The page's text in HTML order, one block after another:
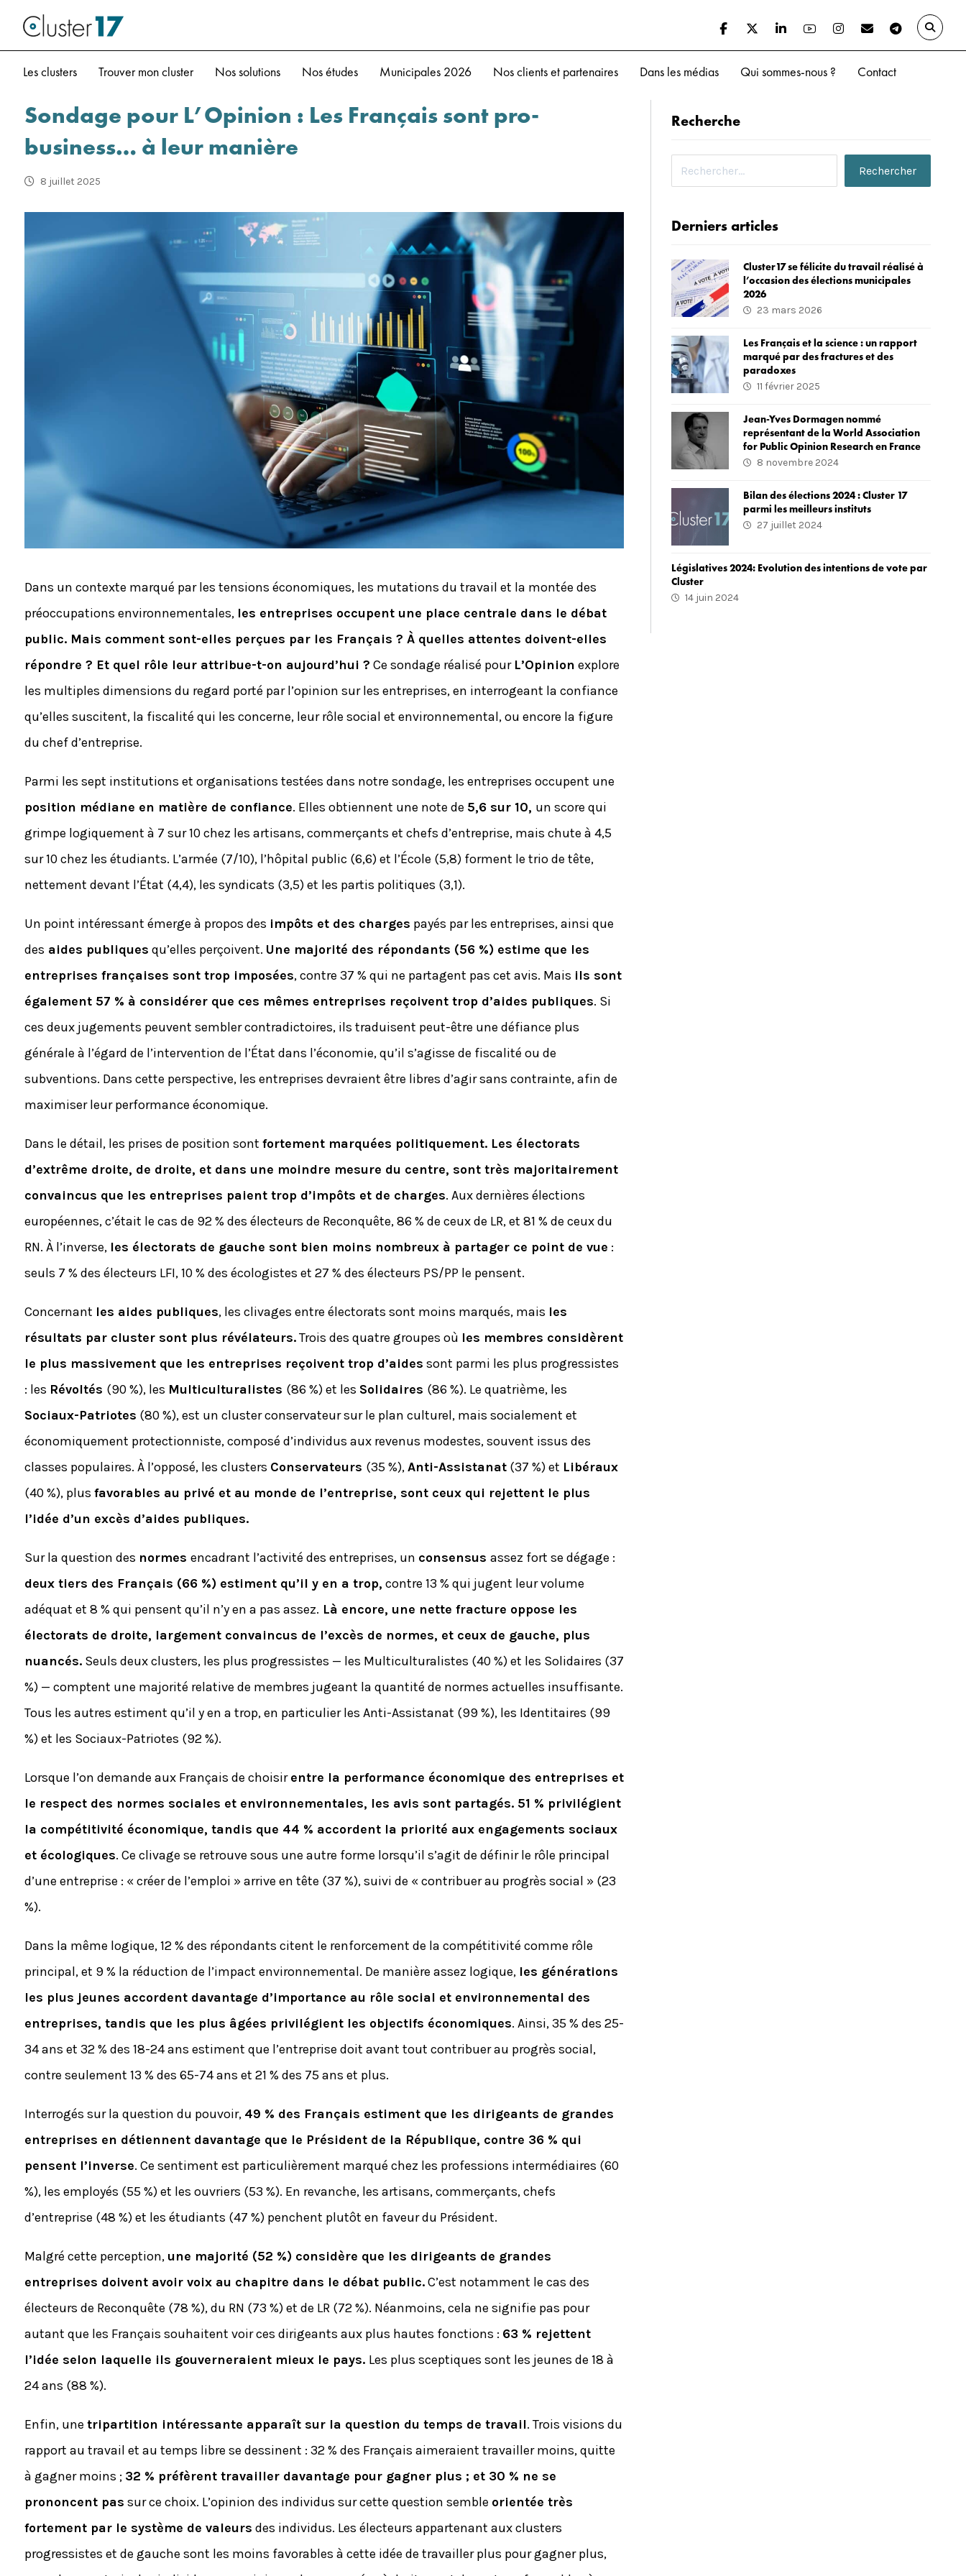
Les clusters Trouver mon cluster Nos solutions Nos études Municipales 2026 Nos clients et partenaires Dans les médias Qui sommes-nous ? Contact
Sondage pour L’Opinion : Les Français sont pro-
business… à leur manière
8 juillet 2025
Dans un contexte marqué par les tensions économiques, les mutations du travail et la montée des
préoccupations environnementales, les entreprises occupent une place centrale dans le débat
public. Mais comment sont-elles perçues par les Français ? À quelles attentes doivent-elles
répondre ? Et quel rôle leur attribue-t-on aujourd’hui ? Ce sondage réalisé pour L’Opinion explore
les multiples dimensions du regard porté par l’opinion sur les entreprises, en interrogeant la confiance
qu’elles suscitent, la fiscalité qui les concerne, leur rôle social et environnemental, ou encore la figure
du chef d’entreprise.
Parmi les sept institutions et organisations testées dans notre sondage, les entreprises occupent une
position médiane en matière de confiance. Elles obtiennent une note de 5,6 sur 10, un score qui
grimpe logiquement à 7 sur 10 chez les artisans, commerçants et chefs d’entreprise, mais chute à 4,5
sur 10 chez les étudiants. L’armée (7/10), l’hôpital public (6,6) et l’École (5,8) forment le trio de tête,
nettement devant l’État (4,4), les syndicats (3,5) et les partis politiques (3,1).
Un point intéressant émerge à propos des impôts et des charges payés par les entreprises, ainsi que
des aides publiques qu’elles perçoivent. Une majorité des répondants (56 %) estime que les
entreprises françaises sont trop imposées, contre 37 % qui ne partagent pas cet avis. Mais ils sont
également 57 % à considérer que ces mêmes entreprises reçoivent trop d’aides publiques. Si
ces deux jugements peuvent sembler contradictoires, ils traduisent peut-être une défiance plus
générale à l’égard de l’intervention de l’État dans l’économie, qu’il s’agisse de fiscalité ou de
subventions. Dans cette perspective, les entreprises devraient être libres d’agir sans contrainte, afin de
maximiser leur performance économique.
Dans le détail, les prises de position sont fortement marquées politiquement. Les électorats
d’extrême droite, de droite, et dans une moindre mesure du centre, sont très majoritairement
convaincus que les entreprises paient trop d’impôts et de charges. Aux dernières élections
européennes, c’était le cas de 92 % des électeurs de Reconquête, 86 % de ceux de LR, et 81 % de ceux du
RN. À l’inverse, les électorats de gauche sont bien moins nombreux à partager ce point de vue :
seuls 7 % des électeurs LFI, 10 % des écologistes et 27 % des électeurs PS/PP le pensent.
Concernant les aides publiques, les clivages entre électorats sont moins marqués, mais les
résultats par cluster sont plus révélateurs.Trois des quatre groupes où les membres considèrent
le plus massivement que les entreprises reçoivent trop d’aides sont parmi les plus progressistes
: les Révoltés (90 %), les Multiculturalistes (86 %) et les Solidaires (86 %). Le quatrième, les
Sociaux-Patriotes (80 %), est un cluster conservateur sur le plan culturel, mais socialement et
économiquement protectionniste, composé d’individus aux revenus modestes, souvent issus des
classes populaires. À l’opposé, les clusters Conservateurs (35 %),Anti-Assistanat(37 %) et Libéraux
(40 %), plus favorables au privé et au monde de l’entreprise, sont ceux qui rejettent le plus
l’idée d’un excès d’aides publiques.
Sur la question des normes encadrant l’activité des entreprises, un consensus assez fort se dégage :
deux tiers des Français (66 %) estiment qu’il y en a trop, contre 13 % qui jugent leur volume
adéquat et 8 % qui pensent qu’il n’y en a pas assez. Là encore, une nette fracture oppose les
électorats de droite, largement convaincus de l’excès de normes, et ceux de gauche, plus
nuancés.Seuls deux clusters, les plus progressistes — les Multiculturalistes (40 %) et les Solidaires (37
%) — comptent une majorité relative de membres jugeant la quantité de normes actuelles insuffisante.
Tous les autres estiment qu’il y en a trop, en particulier les Anti-Assistanat (99 %), les Identitaires (99
%) et les Sociaux-Patriotes (92 %).
Lorsque l’on demande aux Français de choisirentre la performance économique des entreprises et
le respect des normes sociales et environnementales, les avis sont partagés. 51 % privilégient
la compétitivité économique, tandis que 44 % accordent la priorité aux engagements sociaux
et écologiques. Ce clivage se retrouve sous une autre forme lorsqu’il s’agit de définir le rôle principal
d’une entreprise : « créer de l’emploi » arrive en tête (37 %), suivi de « contribuer au progrès social » (23
%).
Dans la même logique, 12 % des répondants citent le renforcement de la compétitivité comme rôle
principal, et 9 % la réduction de l’impact environnemental. De manière assez logique, les générations
les plus jeunes accordent davantage d’importance au rôle social et environnemental des
entreprises, tandis que les plus âgées privilégient les objectifs économiques. Ainsi, 35 % des 25-
34 ans et 32 % des 18-24 ans estiment que l’entreprise doit avant tout contribuer au progrès social,
contre seulement 13 % des 65-74 ans et 21 % des 75 ans et plus.
Interrogés sur la question du pouvoir, 49 % des Français estiment que les dirigeants de grandes
entreprises en détiennent davantage que le Président de la République, contre 36 % qui
pensent l’inverse. Ce sentiment est particulièrement marqué chez les professions intermédiaires (60
%), les employés (55 %) et les ouvriers (53 %). En revanche, les artisans, commerçants, chefs
d’entreprise (48 %) et les étudiants (47 %) penchent plutôt en faveur du Président.
Malgré cette perception, une majorité (52 %) considère que les dirigeants de grandes
entreprises doivent avoir voix au chapitre dans le débat public.C’est notamment le cas des
électeurs de Reconquête (78 %), du RN (73 %) et de LR (72 %). Néanmoins, cela ne signifie pas pour
autant que les Français souhaitent voir ces dirigeants aux plus hautes fonctions : 63 % rejettent
l’idée selon laquelle ils gouverneraient mieux le pays. Les plus sceptiques sont les jeunes de 18 à
24 ans (88 %).
Enfin, une tripartition intéressante apparaît sur la question du temps de travail. Trois visions du
rapport au travail et au temps libre se dessinent : 32 % des Français aimeraient travailler moins, quitte
à gagner moins ; 32 % préfèrent travailler davantage pour gagner plus ; et 30 % ne se
prononcent pas sur ce choix. L’opinion des individus sur cette question semble orientée très
fortement par le système de valeurs des individus. Les électeurs appartenant aux clusters
progressistes et de gauche sont les moins favorables à cette idée de travailler plus pour gagner plus,
Recherche
Derniers articles
Cluster17 se félicite du travail réalisé à
l’occasion des élections municipales
2026
23 mars 2026
Les Français et la science : un rapport
marqué par des fractures et des
paradoxes
11 février 2025
Jean-Yves Dormagen nommé
représentant de la World Association
for Public Opinion Research en France
8 novembre 2024
Bilan des élections 2024 : Cluster 17
parmi les meilleurs instituts
27 juillet 2024
Législatives 2024: Evolution des intentions de vote par
Cluster
14 juin 2024